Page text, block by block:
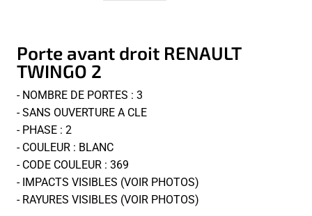
Porte avant droit RENAULT
TWINGO 2
- NOMBRE DE PORTES : 3
- SANS OUVERTURE A CLE
- PHASE : 2
- COULEUR : BLANC
- CODE COULEUR : 369
- IMPACTS VISIBLES (VOIR PHOTOS)
- RAYURES VISIBLES (VOIR PHOTOS)